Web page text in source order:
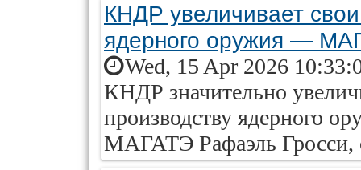
КНДР увеличивает
ядерного оружия —
Wed, 15 Apr 2026
КНДР значительно
производству ядерного
МАГАТЭ Рафаэль Гросси,